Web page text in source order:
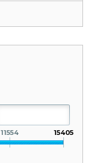
11554 15405